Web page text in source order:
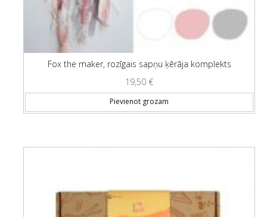
Fox the maker, rozīgais sapņu ķērāja komplekts
19,50 €
Pievienot grozam